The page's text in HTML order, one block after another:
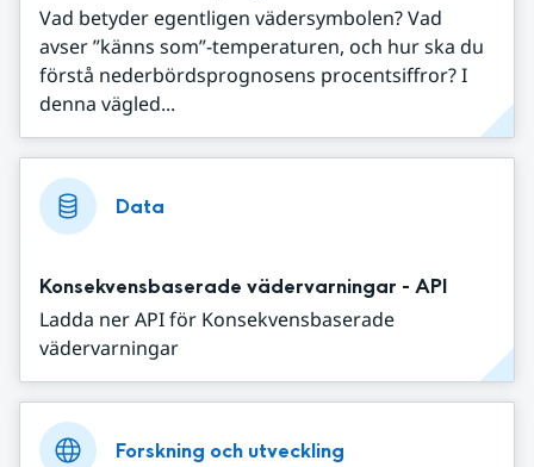
Vad betyder egentligen vädersymbolen? Vad
avser ”känns som”-temperaturen, och hur ska du
förstå nederbördsprognosens procentsiffror? I
denna vägled...
Data
Konsekvensbaserade vädervarningar - API
Ladda ner API för Konsekvensbaserade
vädervarningar
Forskning och utveckling